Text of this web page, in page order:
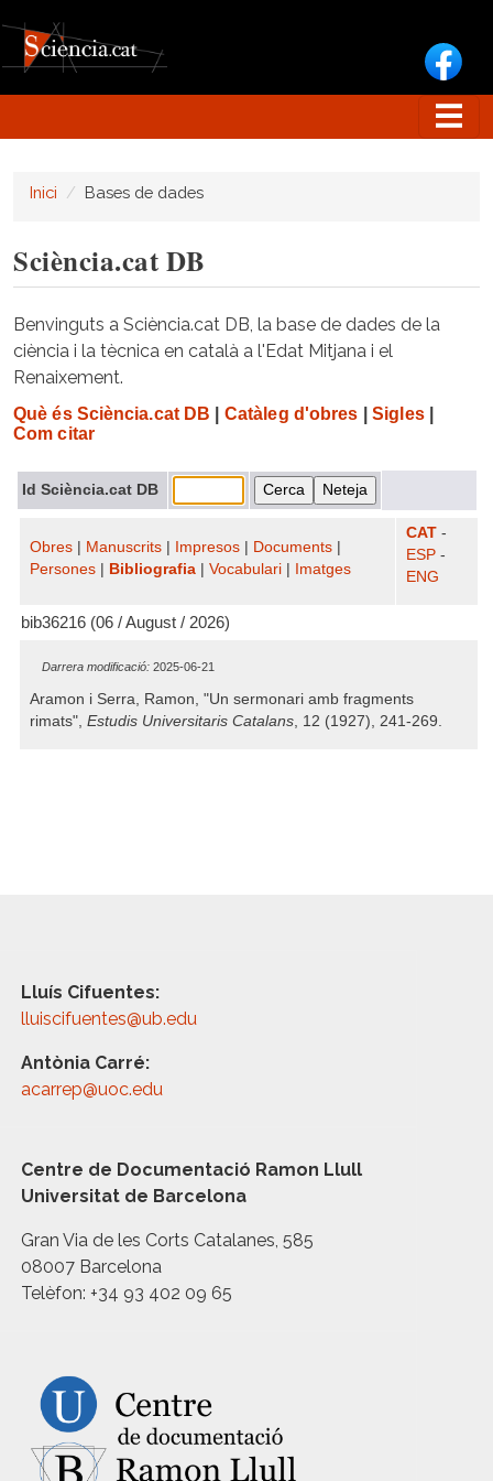
Inici Bases de dades
Sciència.cat DB
Benvinguts a Sciència.cat DB, la base de dades de la
ciència i la tècnica en català a l'Edat Mitjana i el
Renaixement.
Què és Sciència.cat DB Catàleg d'obres Sigles|
Com citar
Id Sciència.cat DB
Obres Manuscrits Impresos Documents
Persones
Bibliografia Vocabulari Imatges
CAT -
ESP -
ENG
bib36216 (06 / August / 2026)
Darrera modificació: 2025-06-21
Aramon i Serra, Ramon, "Un sermonari amb fragments
rimats", Estudis Universitaris Catalans, 12 (1927), 241-269.
Lluís Cifuentes:
lluiscifuentes@ub.edu
Antònia Carré:
acarrep@uoc.edu
Centre de Documentació Ramon Llull
Universitat de Barcelona
Gran Via de les Corts Catalanes, 585
08007 Barcelona
Telèfon: +34 93 402 09 65